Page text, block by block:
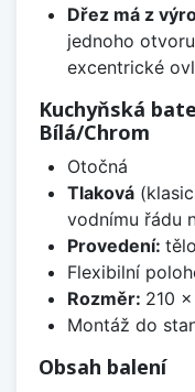
Dřez má z
jednoho
excentrické
Kuchyňská
Bílá/Chrom
Otočná
Tlaková
vodnímu řádu
Provedení:
Flexibilní
Rozměr: 210
Montáž do
Obsah balení